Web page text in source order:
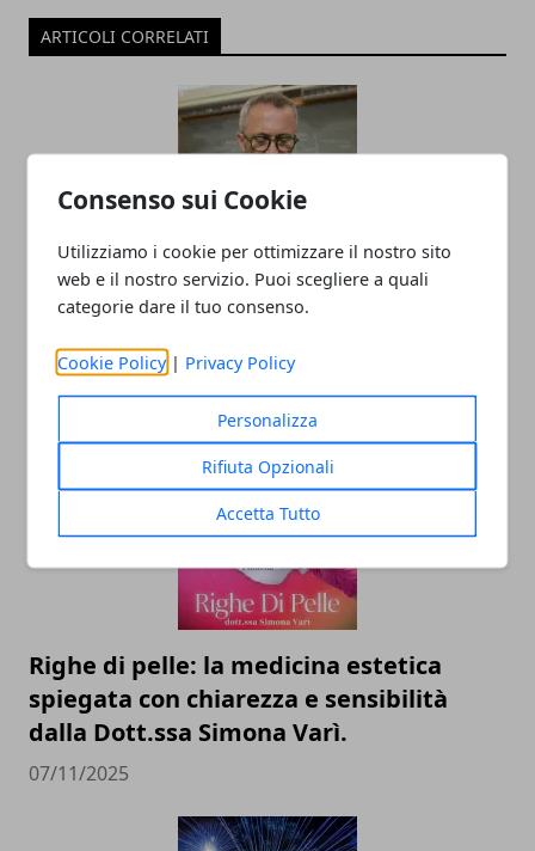
Consenso sui Cookie
Utilizziamo i cookie per ottimizzare il nostro sito
web e il nostro servizio. Puoi scegliere a quali
categorie dare il tuo consenso.
Cookie Policy | Privacy Policy
Personalizza
Rifiuta Opzionali
Accetta Tutto
ARTICOLI CORRELATI
Il professor Nuzzolese, a Torino come a
dell’identità perduta
Righe di pelle: la medicina estetica
spiegata con chiarezza e sensibilità
dalla Dott.ssa Simona Varì.
07/11/2025